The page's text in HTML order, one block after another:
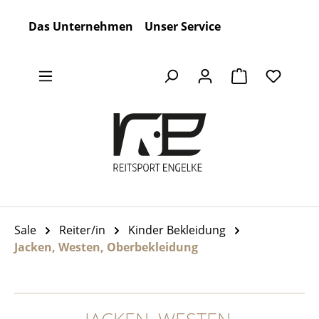
Das Unternehmen Unser Service
Warenkorb
Sale Reiter/in
Kinder Bekleidung
Jacken, Westen, Oberbekleidung